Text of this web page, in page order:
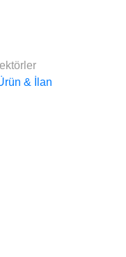
& İlan